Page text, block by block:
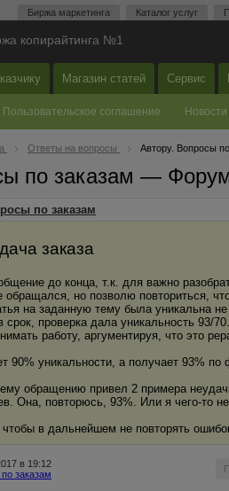
Биржа маркетинга Каталог услуг
копирайтинга №1
Магазин статей Сервис
Пользовательское соглашение Новости
Ответы на вопросы Автору. Вопросы
по заказам —
по заказам
заказа
до конца, т.к. для важно
обращался, но позволю повториться,
на заданную тему была уникальна
срок, проверка дала уникальность 93/70.
работу, аргументируя, что это
90% уникальности, а получает 93%
обращению привел 2 примера
Она, повторюсь, 93%. Или я чего-то
в дальнейшем не повторять
в 19:12
заказам